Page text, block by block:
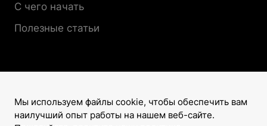
С чего начать
Полезные статьи
Лицензионный договор
Мы используем файлы cookie, чтобы обеспечить вам
наилучший опыт работы на нашем веб-сайте.